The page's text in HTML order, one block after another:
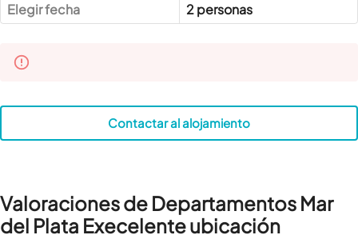
Elegir fecha 2 personas
Contactar al alojamiento
Valoraciones de Departamentos Mar
del Plata Execelente ubicación